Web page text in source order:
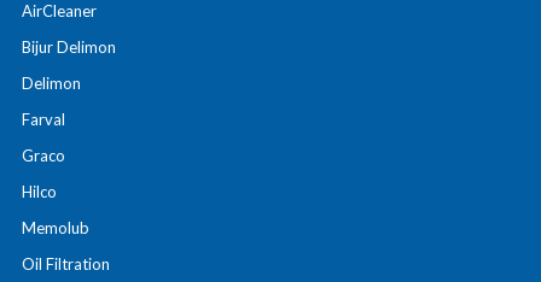
AirCleaner
Bijur Delimon
Delimon
Farval
Graco
Hilco
Memolub
Oil Filtration